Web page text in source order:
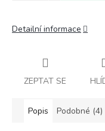
Detailní informace
ZEPTAT SE
Popis Podobné (4)